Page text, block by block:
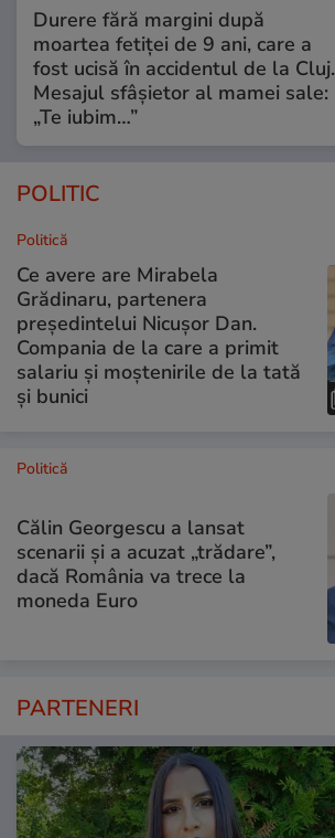
Durere fără margini după
moartea fetiței de 9 ani, care a
fost ucisă în accidentul de la Cluj.
Mesajul sfâșietor al mamei sale:
„Te iubim…”
POLITIC
Politică
Ce avere are Mirabela
Grădinaru, partenera
președintelui Nicușor Dan.
Compania de la care a primit
salariu și moștenirile de la tată
și bunici
Politică
Călin Georgescu a lansat
scenarii și a acuzat „trădare”,
dacă România va trece la
moneda Euro
PARTENERI